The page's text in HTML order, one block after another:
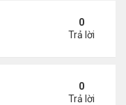
theo nơi sinh, mở
0
Trả lời
Thuý Hằng
0
Trả lời